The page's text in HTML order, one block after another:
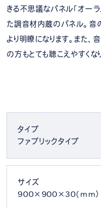
きる不思議なパネル「オー
た調音材内蔵のパネル。音
より明瞭になります。また、
の方もとても聴こえやすくな
タイプ
ファブリックタイプ
サイズ
900×900×30（ｍｍ）